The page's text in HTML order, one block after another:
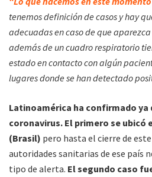
tenemos definición de casos y hay
adecuadas en caso de que aparezca
además de un cuadro respiratorio
estado en contacto con algún
lugares donde se han detectado
Latinoamérica ha confirmado ya
coronavirus. El primero se ubicó
(Brasil) pero hasta el cierre de
autoridades sanitarias de ese país
tipo de alerta. El segundo caso